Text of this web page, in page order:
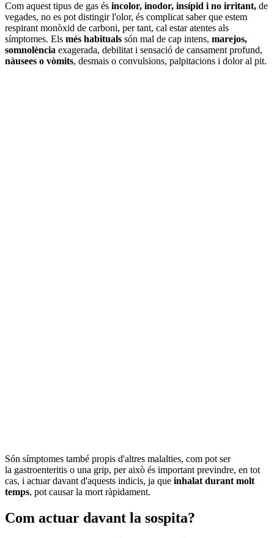
Com aquest tipus de gas és incolor, inodor, insípid i no irritant, de
vegades, no es pot distingir l'olor, és complicat saber que estem
respirant monòxid de carboni, per tant, cal estar atentes als
símptomes. Els més habituals són mal de cap intens, marejos,
somnolència exagerada, debilitat i sensació de cansament profund,
nàusees o vòmits, desmais o convulsions, palpitacions i dolor al pit.
Són símptomes també propis d'altres malalties, com pot ser
la gastroenteritis o una grip, per això és important previndre, en tot
cas, i actuar davant d'aquests indicis, ja que inhalat durant molt
temps, pot causar la mort ràpidament.
Com actuar davant la sospita?